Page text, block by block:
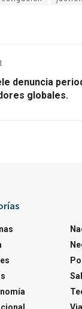
denuncia
globales.